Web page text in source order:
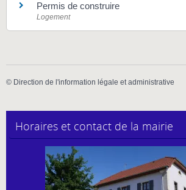
Permis de construire
Logement
© Direction de l'information légale et administrative
Horaires et contact de la mairie